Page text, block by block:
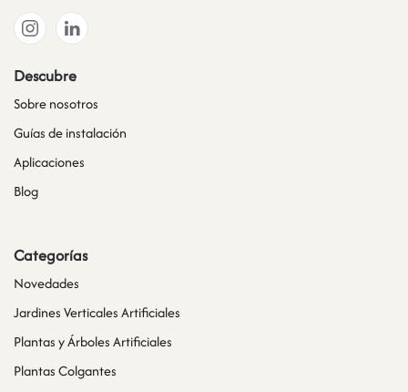
Descubre
Sobre nosotros
Guías de instalación
Aplicaciones
Blog
Categorías
Novedades
Jardines Verticales Artificiales
Plantas y Árboles Artificiales
Plantas Colgantes